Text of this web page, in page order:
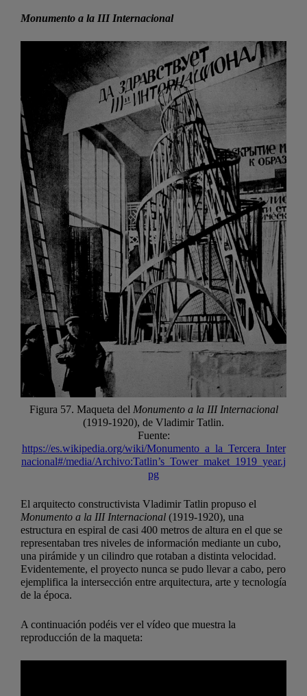
Monumento a la III Internacional
Figura 57. Maqueta del Monumento a la III Internacional
(1919-1920), de Vladimir Tatlin.
Fuente:
https://es.wikipedia.org/wiki/Monumento_a_la_Tercera_Inter
nacional#/media/Archivo:Tatlin’s_Tower_maket_1919_year.j
pg
El arquitecto constructivista Vladimir Tatlin propuso el
Monumento a la III Internacional (1919-1920), una
estructura en espiral de casi 400 metros de altura en el que se
representaban tres niveles de información mediante un cubo,
una pirámide y un cilindro que rotaban a distinta velocidad.
Evidentemente, el proyecto nunca se pudo llevar a cabo, pero
ejemplifica la intersección entre arquitectura, arte y tecnología
de la época.
A continuación podéis ver el vídeo que muestra la
reproducción de la maqueta: